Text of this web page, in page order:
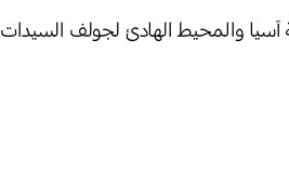
والمحيط الهادئ لجولف السيدات